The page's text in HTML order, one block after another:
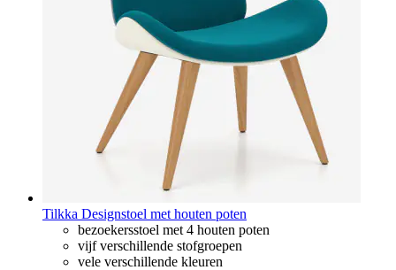
Tilkka Designstoel met houten poten
bezoekersstoel met 4 houten poten
vijf verschillende stofgroepen
vele verschillende kleuren